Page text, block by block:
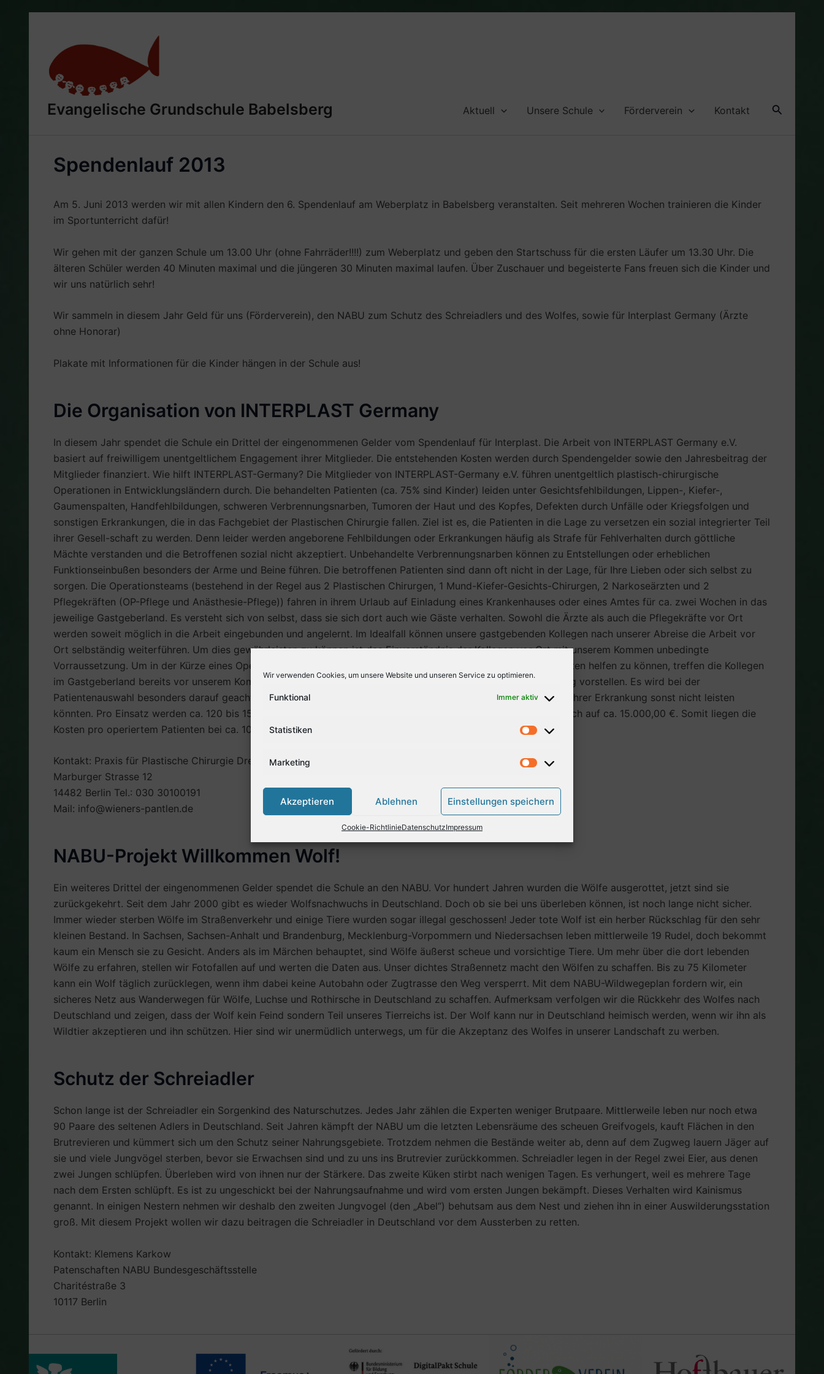
Wir verwenden Cookies, um unsere Website und unseren Service zu optimieren.
Funktional Immer aktiv
Statistiken
Marketing
Akzeptieren Ablehnen Einstellungen speichern
Cookie-RichtlinieDatenschutzImpressum
Evangelische Grundschule Babelsberg Aktuell Unsere Schule Förderverein Kontakt Suche
Spendenlauf 2013
Am 5. Juni 2013 werden wir mit allen Kindern den 6. Spendenlauf am Weberplatz in Babelsberg veranstalten. Seit mehreren Wochen trainieren die Kinder
im Sportunterricht dafür!
Wir gehen mit der ganzen Schule um 13.00 Uhr (ohne Fahrräder!!!!) zum Weberplatz und geben den Startschuss für die ersten Läufer um 13.30 Uhr. Die
älteren Schüler werden 40 Minuten maximal und die jüngeren 30 Minuten maximal laufen. Über Zuschauer und begeisterte Fans freuen sich die Kinder und
wir uns natürlich sehr!
Wir sammeln in diesem Jahr Geld für uns (Förderverein), den NABU zum Schutz des Schreiadlers und des Wolfes, sowie für Interplast Germany (Ärzte
ohne Honorar)
Plakate mit Informationen für die Kinder hängen in der Schule aus!
Die Organisation von INTERPLAST Germany
In diesem Jahr spendet die Schule ein Drittel der eingenommenen Gelder vom Spendenlauf für Interplast. Die Arbeit von INTERPLAST Germany e.V.
basiert auf freiwilligem unentgeltlichem Engagement ihrer Mitglieder. Die entstehenden Kosten werden durch Spendengelder sowie den Jahresbeitrag der
Mitglieder finanziert. Wie hilft INTERPLAST-Germany? Die Mitglieder von INTERPLAST-Germany e.V. führen unentgeltlich plastisch-chirurgische
Operationen in Entwicklungsländern durch. Die behandelten Patienten (ca. 75% sind Kinder) leiden unter Gesichtsfehlbildungen, Lippen-, Kiefer-,
Gaumenspalten, Handfehlbildungen, schweren Verbrennungsnarben, Tumoren der Haut und des Kopfes, Defekten durch Unfälle oder Kriegsfolgen und
sonstigen Erkrankungen, die in das Fachgebiet der Plastischen Chirurgie fallen. Ziel ist es, die Patienten in die Lage zu versetzen ein sozial integrierter Teil
ihrer Gesell-schaft zu werden. Denn leider werden angeborene Fehlbildungen oder Erkrankungen häufig als Strafe für Fehlverhalten durch göttliche
Mächte verstanden und die Betroffenen sozial nicht akzeptiert. Unbehandelte Verbrennungsnarben können zu Entstellungen oder erheblichen
Funktionseinbußen besonders der Arme und Beine führen. Die betroffenen Patienten sind dann oft nicht in der Lage, für Ihre Lieben oder sich selbst zu
sorgen. Die Operationsteams (bestehend in der Regel aus 2 Plastischen Chirurgen, 1 Mund-Kiefer-Gesichts-Chirurgen, 2 Narkoseärzten und 2
Pflegekräften (OP-Pflege und Anästhesie-Pflege)) fahren in ihrem Urlaub auf Einladung eines Krankenhauses oder eines Amtes für ca. zwei Wochen in das
jeweilige Gastgeberland. Es versteht sich von selbst, dass sie sich dort auch wie Gäste verhalten. Sowohl die Ärzte als auch die Pflegekräfte vor Ort
werden soweit möglich in die Arbeit eingebunden und angelernt. Im Idealfall können unsere gastgebenden Kollegen nach unserer Abreise die Arbeit vor
Ort selbständig weiterführen. Um dies gewährleisten zu können ist das Einverständnis der Kollegen vor Ort mit unserem Kommen unbedingte
Vorraussetzung. Um in der Kürze eines Operationseinsatzes von meist nur zwei Wochen möglichst vielen Patienten helfen zu können, treffen die Kollegen
im Gastgeberland bereits vor unserem Kommen eine Vorauswahl von Patienten, die sie uns dann am Ankunftstag vorstellen. Es wird bei der
Patientenauswahl besonders darauf geachtet, dass solche Patienten operiert werden, die sich eine Behandlung ihrer Erkrankung sonst nicht leisten
könnten. Pro Einsatz werden ca. 120 bis 150 Operationen durchgeführt. Die Kosten für einen Einsatz belaufen sich auf ca. 15.000,00 €. Somit liegen die
Kosten pro operiertem Patienten bei ca. 100,00 bis 125,00 €.
Kontakt: Praxis für Plastische Chirurgie Dres. Wieners/ Pantlen
Marburger Strasse 12
14482 Berlin Tel.: 030 30100191
Mail: info@wieners-pantlen.de
NABU-Projekt Willkommen Wolf!
Ein weiteres Drittel der eingenommenen Gelder spendet die Schule an den NABU. Vor hundert Jahren wurden die Wölfe ausgerottet, jetzt sind sie
zurückgekehrt. Seit dem Jahr 2000 gibt es wieder Wolfsnachwuchs in Deutschland. Doch ob sie bei uns überleben können, ist noch lange nicht sicher.
Immer wieder sterben Wölfe im Straßenverkehr und einige Tiere wurden sogar illegal geschossen! Jeder tote Wolf ist ein herber Rückschlag für den sehr
kleinen Bestand. In Sachsen, Sachsen-Anhalt und Brandenburg, Mecklenburg-Vorpommern und Niedersachsen leben mittlerweile 19 Rudel, doch bekommt
kaum ein Mensch sie zu Gesicht. Anders als im Märchen behauptet, sind Wölfe äußerst scheue und vorsichtige Tiere. Um mehr über die dort lebenden
Wölfe zu erfahren, stellen wir Fotofallen auf und werten die Daten aus. Unser dichtes Straßennetz macht den Wölfen zu schaffen. Bis zu 75 Kilometer
kann ein Wolf täglich zurücklegen, wenn ihm dabei keine Autobahn oder Zugtrasse den Weg versperrt. Mit dem NABU-Wildwegeplan fordern wir, ein
sicheres Netz aus Wanderwegen für Wölfe, Luchse und Rothirsche in Deutschland zu schaffen. Aufmerksam verfolgen wir die Rückkehr des Wolfes nach
Deutschland und zeigen, dass der Wolf kein Feind sondern Teil unseres Tierreichs ist. Der Wolf kann nur in Deutschland heimisch werden, wenn wir ihn als
Wildtier akzeptieren und ihn schützen. Hier sind wir unermüdlich unterwegs, um für die Akzeptanz des Wolfes in unserer Landschaft zu werben.
Schutz der Schreiadler
Schon lange ist der Schreiadler ein Sorgenkind des Naturschutzes. Jedes Jahr zählen die Experten weniger Brutpaare. Mittlerweile leben nur noch etwa
90 Paare des seltenen Adlers in Deutschland. Seit Jahren kämpft der NABU um die letzten Lebensräume des scheuen Greifvogels, kauft Flächen in den
Brutrevieren und kümmert sich um den Schutz seiner Nahrungsgebiete. Trotzdem nehmen die Bestände weiter ab, denn auf dem Zugweg lauern Jäger auf
sie und viele Jungvögel sterben, bevor sie Erwachsen sind und zu uns ins Brutrevier zurückkommen. Schreiadler legen in der Regel zwei Eier, aus denen
zwei Jungen schlüpfen. Überleben wird von ihnen nur der Stärkere. Das zweite Küken stirbt nach wenigen Tagen. Es verhungert, weil es mehrere Tage
nach dem Ersten schlüpft. Es ist zu ungeschickt bei der Nahrungsaufnahme und wird vom ersten Jungen bekämpft. Dieses Verhalten wird Kainismus
genannt. In einigen Nestern nehmen wir deshalb den zweiten Jungvogel (den „Abel“) behutsam aus dem Nest und ziehen ihn in einer Auswilderungsstation
groß. Mit diesem Projekt wollen wir dazu beitragen die Schreiadler in Deutschland vor dem Aussterben zu retten.
Kontakt: Klemens Karkow
Patenschaften NABU Bundesgeschäftsstelle
Charitéstraße 3
10117 Berlin